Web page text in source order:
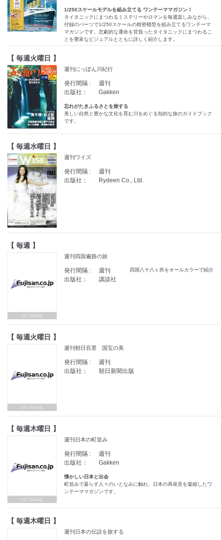
1/250スケールモデルを組み立てる ワンテーママガジン！
タイタニックにまつわるミステリーやロマンを毎週楽しみながら、
付録のパーツで1/250スケールの精密模型を組み立てるワンテーマ
マガジンです。悲劇的な運命を背負ったタイタニックにまつわるこ
とを豊富なビジュアルとともに詳しく紹介します。
【 毎週火曜日 】
週刊にっぽん川紀行
発行間隔 :
週刊
出版社：
Gakken
忘れがたきふるさとを旅する
美しい自然と豊かな文化を育む川をめぐる知的な旅のガイドブック
です。
【 毎週水曜日 】
週刊ワイズ
発行間隔 :
週刊
出版社：
Rydeen Co., Ltd.
【 毎週 】
週刊四国遍路の旅
発行間隔 :
週刊
出版社：
講談社
四国八十八ヶ所をオールカラーで紹介
【 毎週火曜日 】
週刊朝日百景 国宝の美
発行間隔 :
週刊
出版社：
朝日新聞出版
【 毎週木曜日 】
週刊日本の町並み
発行間隔 :
週刊
出版社：
Gakken
懐かしい日本と出会
町並みで暮らす人々のいとなみに触れ、日本の再発見を凝縮したワ
ンテーママガジンです。
【 毎週木曜日 】
週刊日本の伝説を旅する